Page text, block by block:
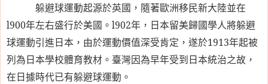
躲避球運動起源於英國，隨著歐洲移民新大陸並在
l900年左右盛行於美國。 l902年，日本留美歸國學人將躲避
球運動引進日本，由於運動價值深受肯定，遂於1913年起被
列為日本學校體育教材。臺灣因為早年受到日本統治之故，
在日據時代已有躲避球運動。